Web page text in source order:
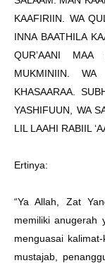
KAAFIRIIN. WA
INNA BAATHILA
QUR’AANI MAA
MUKMINIIN.
KHASAARAA.
YASHIFUUN, WA
LIL LAAHI RABIIL
Ertinya:
“Ya Allah, Zat
memiliki anugerah
menguasai
mustajab,